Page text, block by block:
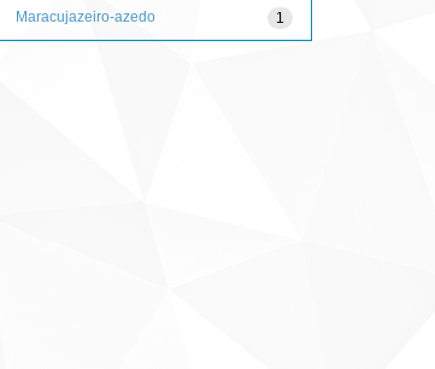
1
Maracujazeiro-azedo